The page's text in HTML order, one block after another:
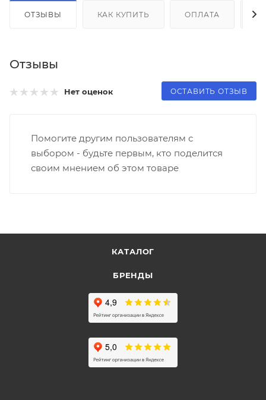
ОТЗЫВЫ КАК КУПИТЬ ОПЛАТА
Отзывы
Нет оценок ОСТАВИТЬ ОТЗЫВ
Помогите другим пользователям с
выбором - будьте первым, кто поделится
своим мнением об этом товаре
КАТАЛОГ
БРЕНДЫ